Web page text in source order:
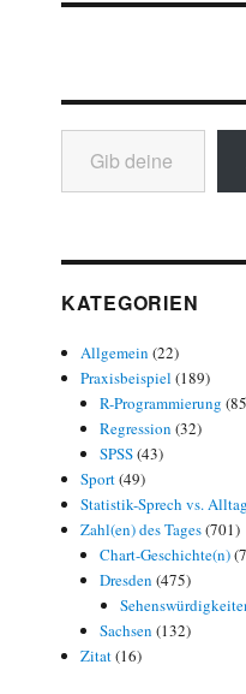
Gib deine E-Mail-Adresse ein ...
KATEGORIEN
Allgemein (22)
Praxisbeispiel (189)
R-Programmierung
Regression (32)
SPSS(43)
Sport(49)
Statistik-Sprech vs.
Zahl(en) des Tages(701)
Chart-Geschichte(n)
Dresden (475)
Sachsen (132)
Zitat(16)